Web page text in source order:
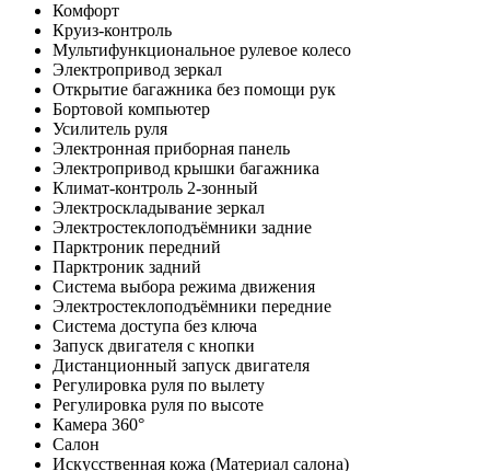
Комфорт
Круиз-контроль
Мультифункциональное рулевое колесо
Электропривод зеркал
Открытие багажника без помощи рук
Бортовой компьютер
Усилитель руля
Электронная приборная панель
Электропривод крышки багажника
Климат-контроль 2-зонный
Электроскладывание зеркал
Электростеклоподъёмники задние
Парктроник передний
Парктроник задний
Система выбора режима движения
Электростеклоподъёмники передние
Система доступа без ключа
Запуск двигателя с кнопки
Дистанционный запуск двигателя
Регулировка руля по вылету
Регулировка руля по высоте
Камера 360°
Салон
Искусственная кожа (Материал салона)